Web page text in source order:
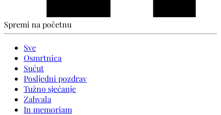
Spremi na početnu
Sve
Osmrtnica
Sućut
Posljedni pozdrav
Tužno sjećanje
Zahvala
In memoriam